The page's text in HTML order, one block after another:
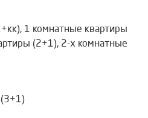
, 1 комнатные квартиры
(2+1), 2-х комнатные